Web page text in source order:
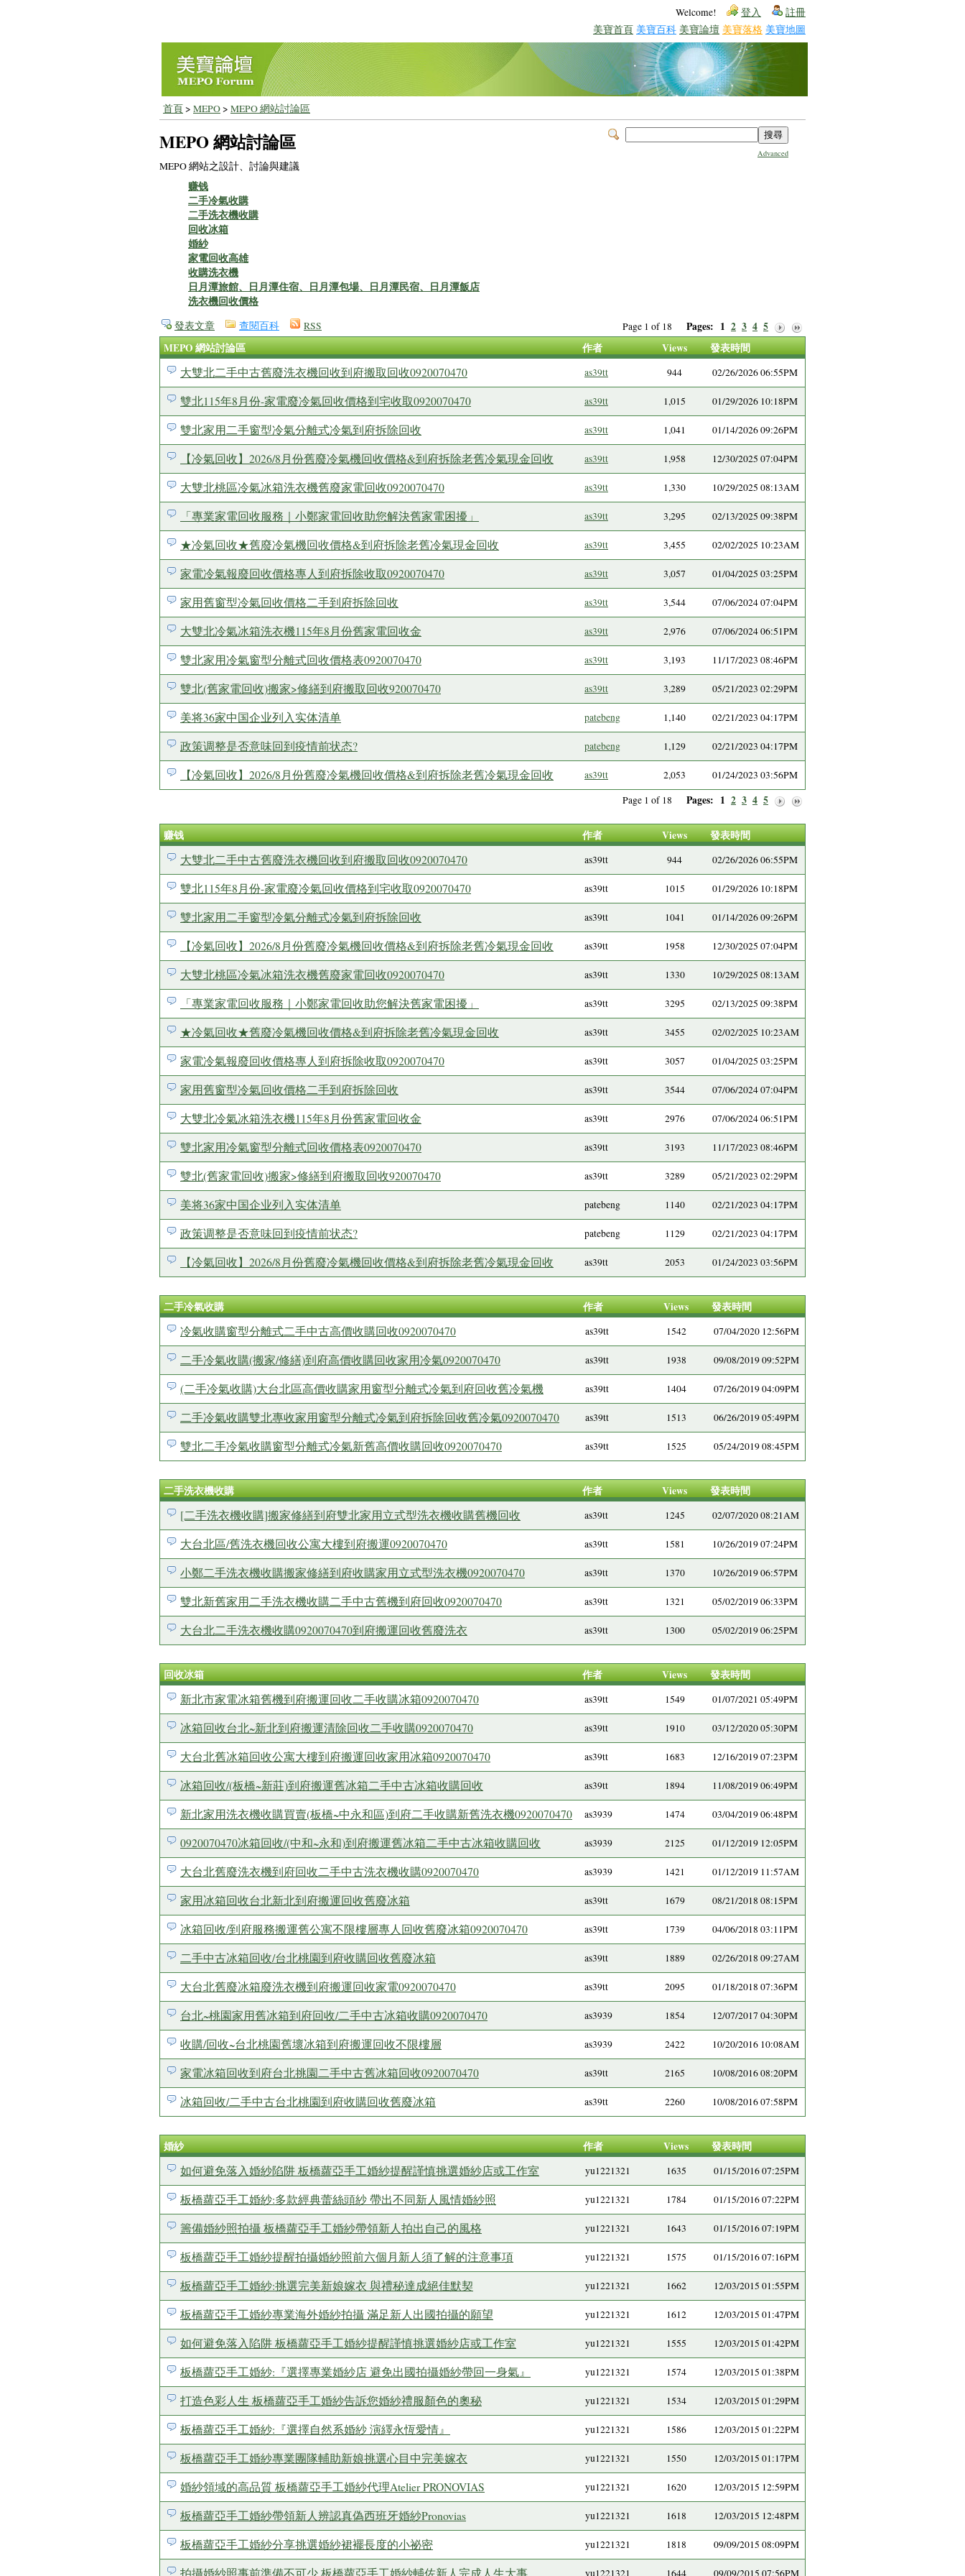
Welcome! 登入 註冊
美寶首頁 美寶百科 美寶論壇 美寶落格 美寶地圖
首頁> MEPO> MEPO 網站討論區
Advanced
MEPO 網站討論區
MEPO 網站之設計、討論與建議
赚钱
二手冷氣收購
二手洗衣機收購
回收冰箱
婚紗
家電回收高雄
收購洗衣機
日月潭旅館、日月潭住宿、日月潭包場、日月潭民宿、日月潭飯店
洗衣機回收價格
Page 1 of 18 Pages: 1 2 3 4 5
發表文章 查閱百科 RSS
MEPO 網站討論區 作者 Views 發表時間
大雙北二手中古舊廢洗衣機回收到府搬取回收0920070470 as39tt 944 02/26/2026 06:55PM
雙北115年8月份-家電廢冷氣回收價格到宅收取0920070470 as39tt 1,015 01/29/2026 10:18PM
雙北家用二手窗型冷氣分離式冷氣到府拆除回收 as39tt 1,041 01/14/2026 09:26PM
【冷氣回收】2026/8月份舊廢冷氣機回收價格&到府拆除老舊冷氣現金回收 as39tt 1,958 12/30/2025 07:04PM
大雙北桃區冷氣冰箱洗衣機舊廢家電回收0920070470 as39tt 1,330 10/29/2025 08:13AM
「專業家電回收服務｜小鄭家電回收助您解決舊家電困擾」 as39tt 3,295 02/13/2025 09:38PM
★冷氣回收★舊廢冷氣機回收價格&到府拆除老舊冷氣現金回收 as39tt 3,455 02/02/2025 10:23AM
家電冷氣報廢回收價格專人到府拆除收取0920070470 as39tt 3,057 01/04/2025 03:25PM
家用舊窗型冷氣回收價格二手到府拆除回收 as39tt 3,544 07/06/2024 07:04PM
大雙北冷氣冰箱洗衣機115年8月份舊家電回收金 as39tt 2,976 07/06/2024 06:51PM
雙北家用冷氣窗型分離式回收價格表0920070470 as39tt 3,193 11/17/2023 08:46PM
雙北(舊家電回收)搬家>修繕到府搬取回收920070470 as39tt 3,289 05/21/2023 02:29PM
美将36家中国企业列入实体清单 patebeng 1,140 02/21/2023 04:17PM
政策调整是否意味回到疫情前状态? patebeng 1,129 02/21/2023 04:17PM
【冷氣回收】2026/8月份舊廢冷氣機回收價格&到府拆除老舊冷氣現金回收 as39tt 2,053
01/24/2023 03:56PM
Page 1 of 18 Pages: 1 2 3 4 5
赚钱 作者 Views 發表時間
大雙北二手中古舊廢洗衣機回收到府搬取回收0920070470 as39tt 944 02/26/2026 06:55PM
雙北115年8月份-家電廢冷氣回收價格到宅收取0920070470 as39tt 1015 01/29/2026 10:18PM
雙北家用二手窗型冷氣分離式冷氣到府拆除回收 as39tt 1041 01/14/2026 09:26PM
【冷氣回收】2026/8月份舊廢冷氣機回收價格&到府拆除老舊冷氣現金回收 as39tt 1958 12/30/2025 07:04PM
大雙北桃區冷氣冰箱洗衣機舊廢家電回收0920070470 as39tt 1330 10/29/2025 08:13AM
「專業家電回收服務｜小鄭家電回收助您解決舊家電困擾」 as39tt 3295 02/13/2025 09:38PM
★冷氣回收★舊廢冷氣機回收價格&到府拆除老舊冷氣現金回收 as39tt 3455 02/02/2025 10:23AM
家電冷氣報廢回收價格專人到府拆除收取0920070470 as39tt 3057 01/04/2025 03:25PM
家用舊窗型冷氣回收價格二手到府拆除回收 as39tt 3544 07/06/2024 07:04PM
大雙北冷氣冰箱洗衣機115年8月份舊家電回收金 as39tt 2976 07/06/2024 06:51PM
雙北家用冷氣窗型分離式回收價格表0920070470 as39tt 3193 11/17/2023 08:46PM
雙北(舊家電回收)搬家>修繕到府搬取回收920070470 as39tt 3289 05/21/2023 02:29PM
美将36家中国企业列入实体清单 patebeng 1140 02/21/2023 04:17PM
政策调整是否意味回到疫情前状态? patebeng 1129 02/21/2023 04:17PM
【冷氣回收】2026/8月份舊廢冷氣機回收價格&到府拆除老舊冷氣現金回收 as39tt 2053 01/24/2023 03:56PM
二手冷氣收購 作者 Views 發表時間
冷氣收購窗型分離式二手中古高價收購回收0920070470 as39tt 1542 07/04/2020 12:56PM
二手冷氣收購(搬家/修繕)到府高價收購回收家用冷氣0920070470 as39tt 1938 09/08/2019 09:52PM
(二手冷氣收購)大台北區高價收購家用窗型分離式冷氣到府回收舊冷氣機 as39tt 1404 07/26/2019 04:09PM
二手冷氣收購雙北專收家用窗型分離式冷氣到府拆除回收舊冷氣0920070470 as39tt 1513 06/26/2019 05:49PM
雙北二手冷氣收購窗型分離式冷氣新舊高價收購回收0920070470 as39tt 1525 05/24/2019 08:45PM
二手洗衣機收購 作者 Views 發表時間
[二手洗衣機收購]搬家修繕到府雙北家用立式型洗衣機收購舊機回收 as39tt 1245 02/07/2020 08:21AM
大台北區/舊洗衣機回收公寓大樓到府搬運0920070470 as39tt 1581 10/26/2019 07:24PM
小鄭二手洗衣機收購搬家修繕到府收購家用立式型洗衣機0920070470 as39tt 1370 10/26/2019 06:57PM
雙北新舊家用二手洗衣機收購二手中古舊機到府回收0920070470 as39tt 1321 05/02/2019 06:33PM
大台北二手洗衣機收購0920070470到府搬運回收舊廢洗衣 as39tt 1300 05/02/2019 06:25PM
回收冰箱 作者 Views 發表時間
新北市家電冰箱舊機到府搬運回收二手收購冰箱0920070470 as39tt 1549 01/07/2021 05:49PM
冰箱回收台北~新北到府搬運清除回收二手收購0920070470 as39tt 1910 03/12/2020 05:30PM
大台北舊冰箱回收公寓大樓到府搬運回收家用冰箱0920070470 as39tt 1683 12/16/2019 07:23PM
冰箱回收/(板橋~新莊)到府搬運舊冰箱二手中古冰箱收購回收 as39tt 1894 11/08/2019 06:49PM
新北家用洗衣機收購買賣(板橋~中永和區)到府二手收購新舊洗衣機0920070470 as3939 1474 03/04/2019 06:48PM
0920070470冰箱回收/(中和~永和)到府搬運舊冰箱二手中古冰箱收購回收 as3939 2125 01/12/2019 12:05PM
大台北舊廢洗衣機到府回收二手中古洗衣機收購0920070470 as3939 1421 01/12/2019 11:57AM
家用冰箱回收台北新北到府搬運回收舊廢冰箱 as39tt 1679 08/21/2018 08:15PM
冰箱回收/到府服務搬運舊公寓不限樓層專人回收舊廢冰箱0920070470 as39tt 1739 04/06/2018 03:11PM
二手中古冰箱回收/台北桃園到府收購回收舊廢冰箱 as39tt 1889 02/26/2018 09:27AM
大台北舊廢冰箱廢洗衣機到府搬運回收家電0920070470 as39tt 2095 01/18/2018 07:36PM
台北~桃園家用舊冰箱到府回收/二手中古冰箱收購0920070470 as3939 1854 12/07/2017 04:30PM
收購/回收~台北桃園舊壞冰箱到府搬運回收不限樓層 as3939 2422 10/20/2016 10:08AM
家電冰箱回收到府台北挑園二手中古舊冰箱回收0920070470 as39tt 2165 10/08/2016 08:20PM
冰箱回收/二手中古台北桃園到府收購回收舊廢冰箱 as39tt 2260 10/08/2016 07:58PM
婚紗 作者 Views 發表時間
如何避免落入婚紗陷阱 板橋蘿亞手工婚紗提醒謹慎挑選婚紗店或工作室 yu1221321 1635 01/15/2016 07:25PM
板橋蘿亞手工婚紗:多款經典蕾絲頭紗 帶出不同新人風情婚紗照 yu1221321 1784 01/15/2016 07:22PM
籌備婚紗照拍攝 板橋蘿亞手工婚紗帶領新人拍出自己的風格 yu1221321 1643 01/15/2016 07:19PM
板橋蘿亞手工婚紗提醒拍攝婚紗照前六個月新人須了解的注意事項 yu1221321 1575 01/15/2016 07:16PM
板橋蘿亞手工婚紗:挑選完美新娘嫁衣 與禮秘達成絕佳默契 yu1221321 1662 12/03/2015 01:55PM
板橋蘿亞手工婚紗專業海外婚紗拍攝 滿足新人出國拍攝的願望 yu1221321 1612 12/03/2015 01:47PM
如何避免落入陷阱 板橋蘿亞手工婚紗提醒謹慎挑選婚紗店或工作室 yu1221321 1555 12/03/2015 01:42PM
板橋蘿亞手工婚紗:『選擇專業婚紗店 避免出國拍攝婚紗帶回一身氣』 yu1221321 1574 12/03/2015 01:38PM
打造色彩人生 板橋蘿亞手工婚紗告訴您婚紗禮服顏色的奧秘 yu1221321 1534 12/03/2015 01:29PM
板橋蘿亞手工婚紗:『選擇自然系婚紗 演繹永恆愛情』 yu1221321 1586 12/03/2015 01:22PM
板橋蘿亞手工婚紗專業團隊輔助新娘挑選心目中完美嫁衣 yu1221321 1550 12/03/2015 01:17PM
婚紗領域的高品質 板橋蘿亞手工婚紗代理Atelier PRONOVIAS yu1221321 1620 12/03/2015 12:59PM
板橋蘿亞手工婚紗帶領新人辨認真偽西班牙婚紗Pronovias yu1221321 1618 12/03/2015 12:48PM
板橋蘿亞手工婚紗分享挑選婚紗裙襬長度的小祕密 yu1221321 1818 09/09/2015 08:09PM
拍攝婚紗照事前準備不可少 板橋蘿亞手工婚紗輔佐新人完成人生大事 yu1221321 1644 09/09/2015 07:56PM